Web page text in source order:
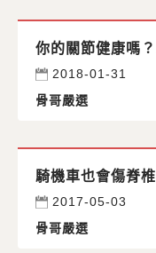
你的關節健康嗎
2018-01-31
骨哥嚴選
騎機車也會傷脊
2017-05-03
骨哥嚴選